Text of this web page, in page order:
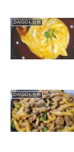
DAIGOも台所
DAIGOも台所